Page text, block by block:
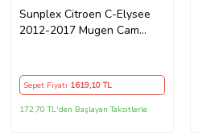
Sunplex Citroen C-Elysee
2012-2017 Mugen Cam
Sepet Fiyatı 1619,10 TL
172,70 TL'den Başlayan Taksitlerle